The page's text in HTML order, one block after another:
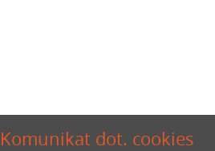
Komunikat dot. cookies